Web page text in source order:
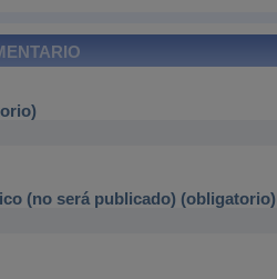
(no será publicado) (obligatorio)